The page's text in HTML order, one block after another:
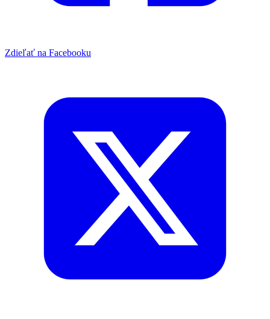
Zdieľať na Facebooku